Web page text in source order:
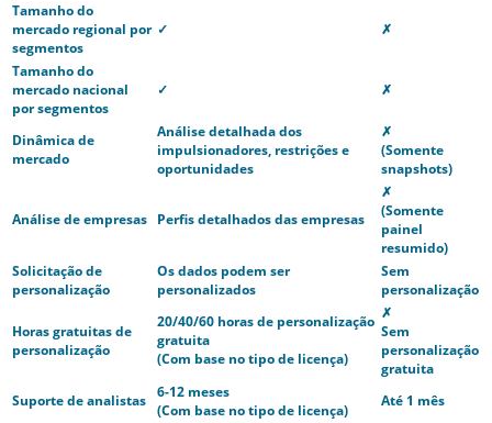
Tamanho do
mercado regional por
segmentos
✓ ✗
Tamanho do
mercado nacional
por segmentos
✓ ✗
Dinâmica de
mercado
Análise detalhada dos
impulsionadores, restrições e
oportunidades
✗
(Somente
snapshots)
Análise de empresas Perfis detalhados das empresas
✗
(Somente
painel
resumido)
Solicitação de
personalização
Os dados podem ser
personalizados
Sem
personalização
Horas gratuitas de
personalização
20/40/60 horas de personalização
gratuita
(Com base no tipo de licença)
✗
Sem
personalização
gratuita
Suporte de analistas 6-12 meses
(Com base no tipo de licença)
Até 1 mês